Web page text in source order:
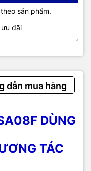
sản phẩm.
đãi
dẫn mua hàng
DÙNG
TÁC